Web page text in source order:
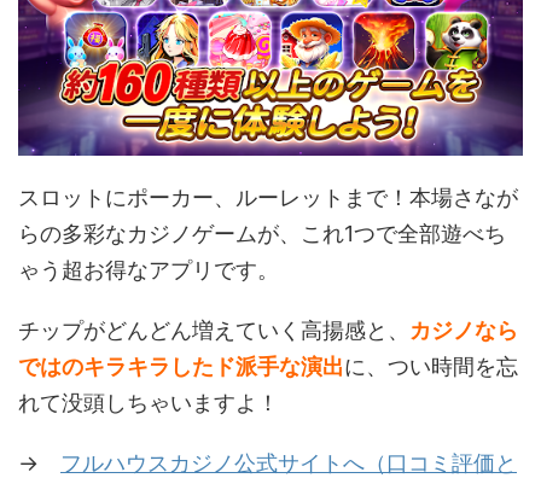
スロットにポーカー、ルーレットまで！本場さなが
らの多彩なカジノゲームが、これ1つで全部遊べち
ゃう超お得なアプリです。
チップがどんどん増えていく高揚感と、 カジノなら
ではのキラキラしたド派手な演出に、つい時間を忘
れて没頭しちゃいますよ！
→ フルハウスカジノ公式サイトへ（口コミ評価と